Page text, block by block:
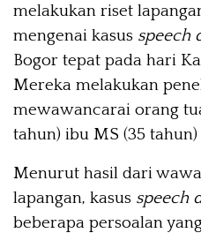
melakukan riset
mengenai kasus speech
Bogor tepat pada hari
Mereka melakukan
mewawancarai orang
tahun) ibu MS (35
Menurut hasil dari
lapangan, kasus speech
beberapa persoalan